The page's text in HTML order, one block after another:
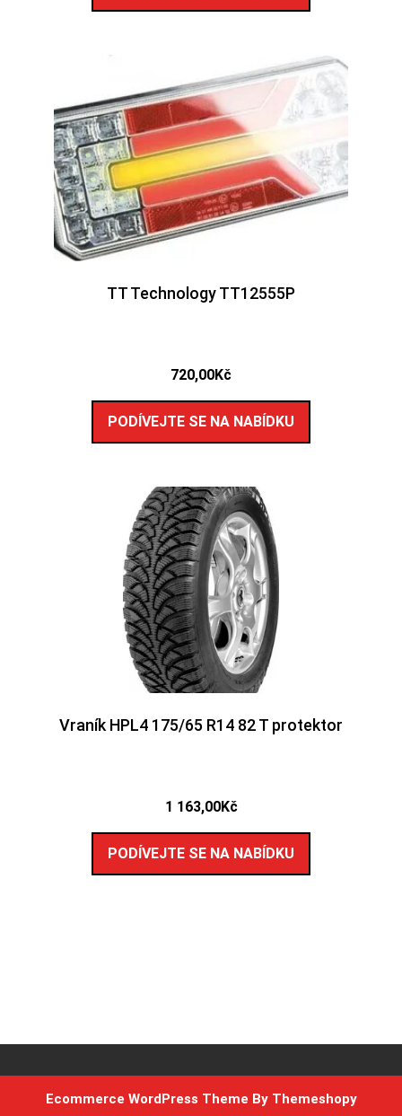
TT Technology TT12555P
720,00Kč
PODÍVEJTE SE NA NABÍDKU
Vraník HPL4 175/65 R14 82 T protektor
1 163,00Kč
PODÍVEJTE SE NA NABÍDKU
Ecommerce WordPress Theme By Themeshopy